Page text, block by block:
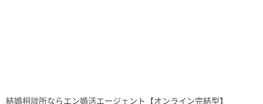
結婚相談所ならエン婚活エージェント【オンライン完結型】